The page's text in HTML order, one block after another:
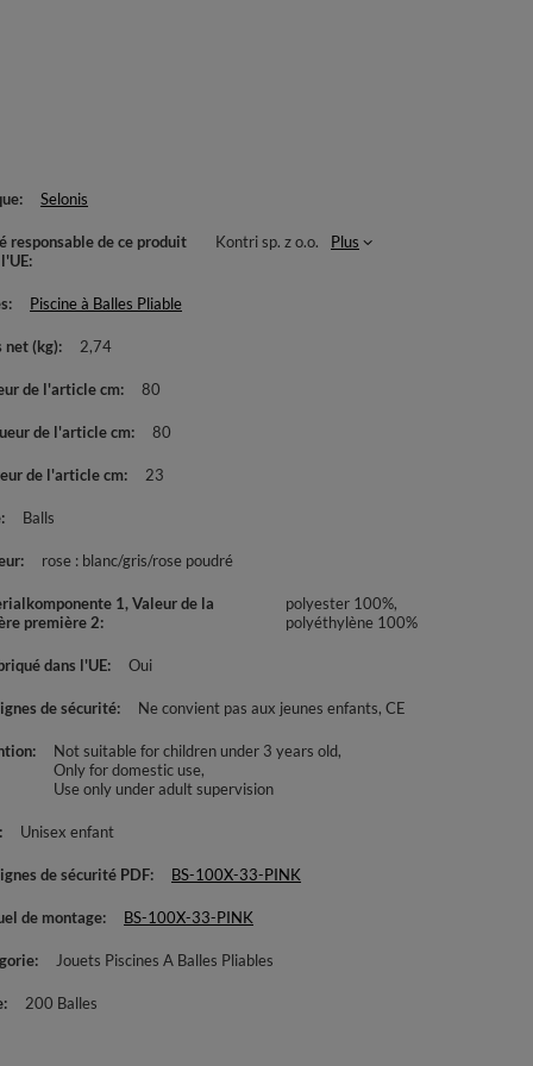
Selonis
responsable de ce produit
Kontri sp. z o.o. Plus
Piscine à Balles Pliable
net (kg) 2,74
de l'article cm 80
de l'article cm 80
de l'article cm 23
Balls
rose : blanc/gris/rose poudré
1, Valeur de la
première 2
polyester 100%,
polyéthylène 100%
dans l'UE Oui
de sécurité Ne convient pas aux jeunes enfants CE
Not suitable for children under 3 years old
Only for domestic use
Use only under adult supervision
Unisex enfant
de sécurité PDF BS-100X-33-PINK
de montage BS-100X-33-PINK
Jouets Piscines A Balles Pliables
200 Balles